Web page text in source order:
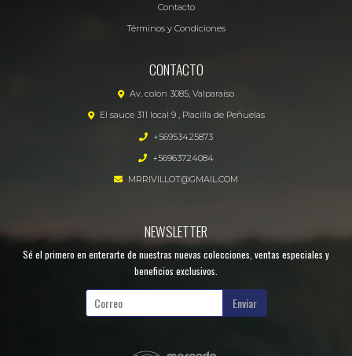
Contacto
Términos y Condiciones
CONTACTO
Av. colon 3085, Valparaíso
El sauce 311 local 9 , Placilla de Peñuelas
+56953425873
+56963724084
MRRIVILLOT@GMAIL.COM
NEWSLETTER
Sé el primero en enterarte de nuestras nuevas colecciones, ventas especiales y
beneficios exclusivos.
Enviar